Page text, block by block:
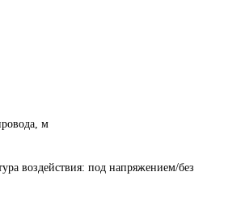
м
воздействия: под напряжением/без